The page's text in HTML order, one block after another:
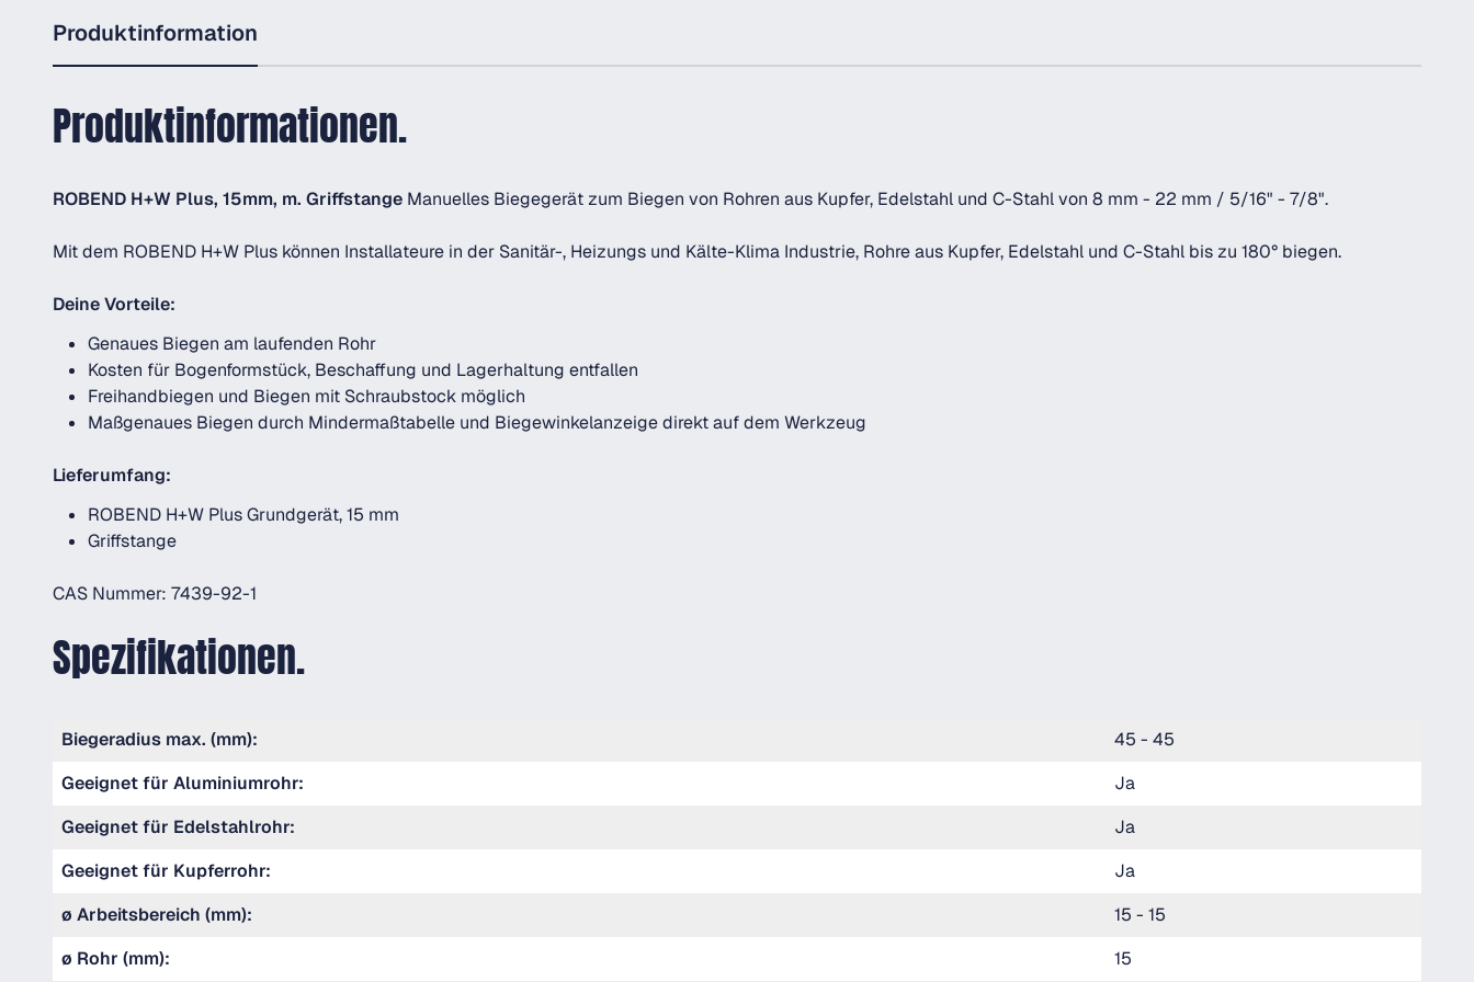
Produktinformation
Produktinformationen.
ROBEND H+W Plus, 15mm, m. Griffstange Manuelles Biegegerät zum Biegen von Rohren aus Kupfer, Edelstahl und C-Stahl von 8 mm - 22 mm / 5/16" - 7/8".
Mit dem ROBEND H+W Plus können Installateure in der Sanitär-, Heizungs und Kälte-Klima Industrie, Rohre aus Kupfer, Edelstahl und C-Stahl bis zu 180° biegen.
Deine Vorteile:
Genaues Biegen am laufenden Rohr
Kosten für Bogenformstück, Beschaffung und Lagerhaltung entfallen
Freihandbiegen und Biegen mit Schraubstock möglich
Maßgenaues Biegen durch Mindermaßtabelle und Biegewinkelanzeige direkt auf dem Werkzeug
Lieferumfang:
ROBEND H+W Plus Grundgerät, 15 mm
Griffstange
CAS Nummer: 7439-92-1
Spezifikationen.
Biegeradius max. (mm):
45 - 45
Geeignet für Aluminiumrohr:
Ja
Geeignet für Edelstahlrohr:
Ja
Geeignet für Kupferrohr:
Ja
ø Arbeitsbereich (mm):
15 - 15
ø Rohr (mm):
15